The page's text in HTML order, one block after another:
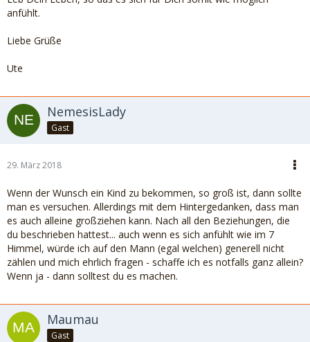
anfühlt.
Liebe Grüße
Ute
NemesisLady
Gast
29. März 2018
Wenn der Wunsch ein Kind zu bekommen, so groß ist, dann sollte
man es versuchen. Allerdings mit dem Hintergedanken, dass man
es auch alleine großziehen kann. Nach all den Beziehungen, die
du beschrieben hattest... auch wenn es sich anfühlt wie im 7
Himmel, würde ich auf den Mann (egal welchen) generell nicht
zählen und mich ehrlich fragen - schaffe ich es notfalls ganz allein?
Wenn ja - dann solltest du es machen.
Maumau
Gast